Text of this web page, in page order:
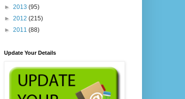
► 2013 (95)
► 2012 (215)
► 2011 (88)
Update Your Details